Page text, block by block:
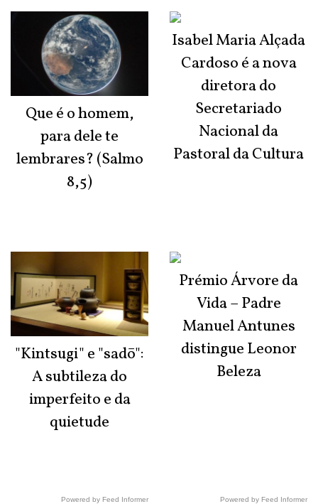
Que é o homem,
para dele te
lembrares? (Salmo
8,5)
"Kintsugi" e "sadō":
A subtileza do
imperfeito e da
quietude
Powered by Feed Informer
Isabel Maria Alçada
Cardoso é a nova
diretora do
Secretariado
Nacional da
Pastoral da Cultura
Prémio Árvore da
Vida – Padre
Manuel Antunes
distingue Leonor
Beleza
Powered by Feed Informer